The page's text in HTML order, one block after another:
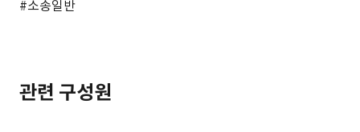
#소송일반
관련 구성원